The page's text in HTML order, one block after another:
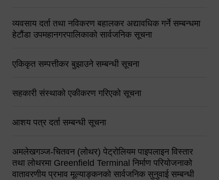
व्यवसाय दर्ता तथा नविकरण बहालकर अद्यावधिक गर्ने सम्बन्धमा
हेटौंडा उपमहानगरपालिकाको सार्वजनिक सूचना
एकिकृत सम्पत्तीकर बुझाउने सम्बन्धी सूचना
सहकारी संस्थाको एकीकरण गरिएको सूचना
आशय पत्र दर्ता सम्बन्धी सूचना
अमलेखगञ्ज-चितवन (लोथर) पेट्रोलियम पाइपलाइन विस्तार
तथा लोथरमा Greenfield Terminal निर्माण परियोजनाको
वातावरणीय प्रभाव मूल्याङ्कनको सार्वजनिक सुनुवाई सम्बन्धी